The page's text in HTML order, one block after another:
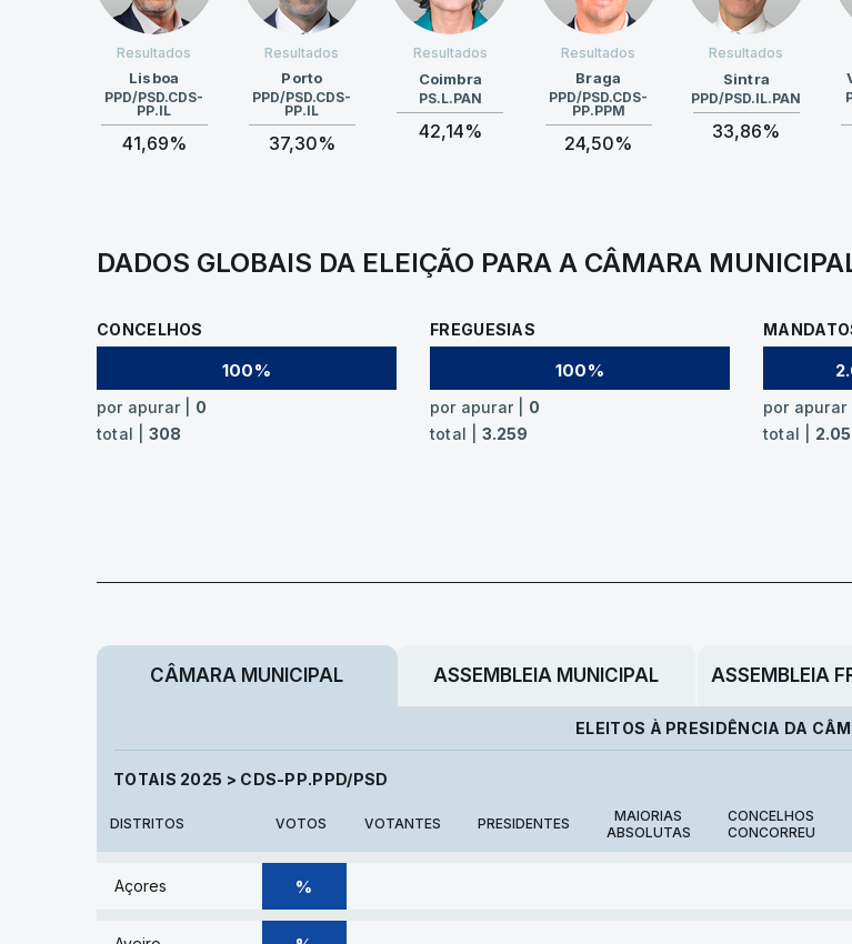
Resultados
Lisboa
PPD/PSD.CDS-
PP.IL
41,69%
Resultados
Porto
PPD/PSD.CDS-
PP.IL
37,30%
Resultados
Coimbra
PS.L.PAN
42,14%
Resultados
Braga
PPD/PSD.CDS-
PP.PPM
24,50%
Resultados
Sintra
PPD/PSD.IL.PAN
33,86%
DADOS GLOBAIS DA ELEIÇÃO PARA A CÂMARA
CONCELHOS
100%
por apurar | 0
total | 308
FREGUESIAS
100%
por apurar | 0
total | 3.259
por apurar |
total |
CÂMARA MUNICIPAL ASSEMBLEIA MUNICIPAL ASSEMBLEIA
ELEITOS À PRESIDÊNCIA DA
TOTAIS 2025 > CDS-PP.PPD/PSD
DISTRITOS VOTOS VOTANTES PRESIDENTES
MAIORIAS
ABSOLUTAS
CONCELHOS
CONCORREU
Açores %